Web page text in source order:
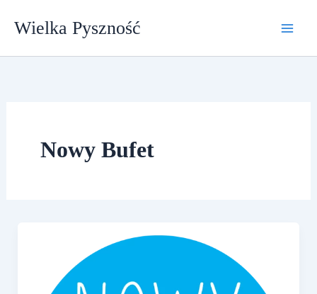
Wielka Pyszność
Nowy Bufet